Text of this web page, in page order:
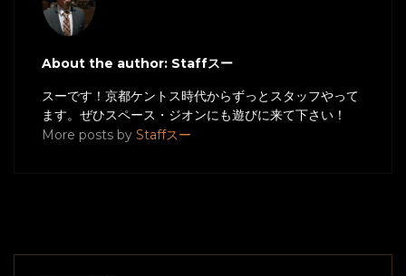
About the author: Staffスー
スーです！京都ケントス時代からずっとスタッフやって
ます。ぜひスペース・ジオンにも遊びに来て下さい！
More posts by Staffスー